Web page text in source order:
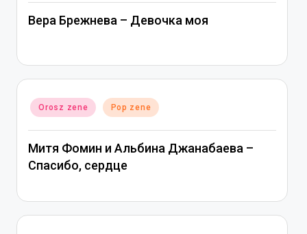
Вера Брежнева – Девочка моя
Posted
in
Orosz zene Pop zene
Митя Фомин и Альбина Джанабаева –
Спасибо, сердце